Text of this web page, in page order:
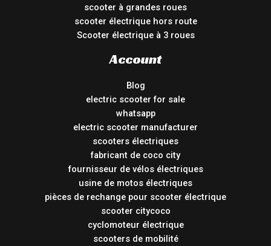
scooter à grandes roues
scooter électrique hors route
Scooter électrique à 3 roues
Account
Blog
electric scooter for sale
whatsapp
electric scooter manufacturer
scooters électriques
fabricant de coco city
fournisseur de vélos électriques
usine de motos électriques
pièces de rechange pour scooter électrique
scooter citycoco
cyclomoteur électrique
scooters de mobilité